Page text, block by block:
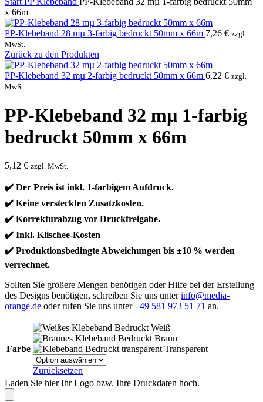
x 66m
PP-Klebeband 28 mµ 3-farbig bedruckt 50mm x 66m 7,26 € zzgl.
MwSt.
Zurück zu den Produkten
PP-Klebeband 32 mµ 2-farbig bedruckt 50mm x 66m 6,22 € zzgl.
MwSt.
PP-Klebeband 32 mµ 1-farbig
bedruckt 50mm x 66m
5,12 € zzgl. MwSt.
✔️ Der Preis ist inkl. 1-farbigem Aufdruck.
✔️ Keine versteckten Zusatzkosten.
✔️ Korrekturabzug vor Druckfreigabe.
✔️ Inkl. Klischee-Kosten
✔️ Produktionsbedingte Abweichungen bis ±10 % werden
verrechnet.
Sollten Sie größere Mengen benötigen oder Hilfe bei der Erstellung
des Designs benötigen, schreiben Sie uns unterinfo@media-
orange.de oder rufen Sie uns unter+49 581 973 51 71 an.
Farbe
Weiß
Braun
Transparent
Zurücksetzen
Laden Sie hier Ihr Logo bzw. Ihre Druckdaten hoch.